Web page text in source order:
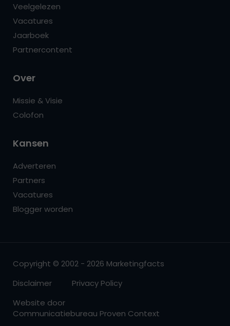
Veelgelezen
Vacatures
Jaarboek
Partnercontent
Over
Missie & Visie
Colofon
Kansen
Adverteren
Partners
Vacatures
Blogger worden
Copyright © 2002 - 2026 Marketingfacts
Disclaimer
Privacy Policy
Website door
Communicatiebureau Proven Context